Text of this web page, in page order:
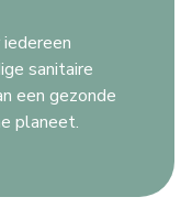
sanitaire
een gezonde
planeet.